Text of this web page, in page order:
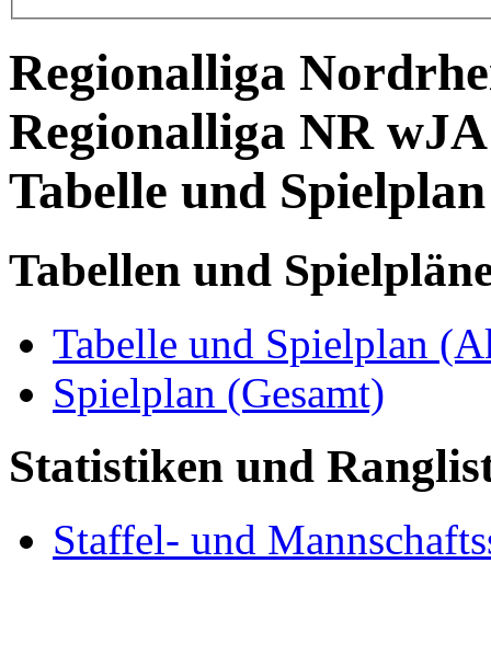
Regionalliga
Regionalliga NR wJA
Tabelle und
Tabellen und
Tabelle und Spielplan
Spielplan (Gesamt)
Statistiken und
Staffel- und